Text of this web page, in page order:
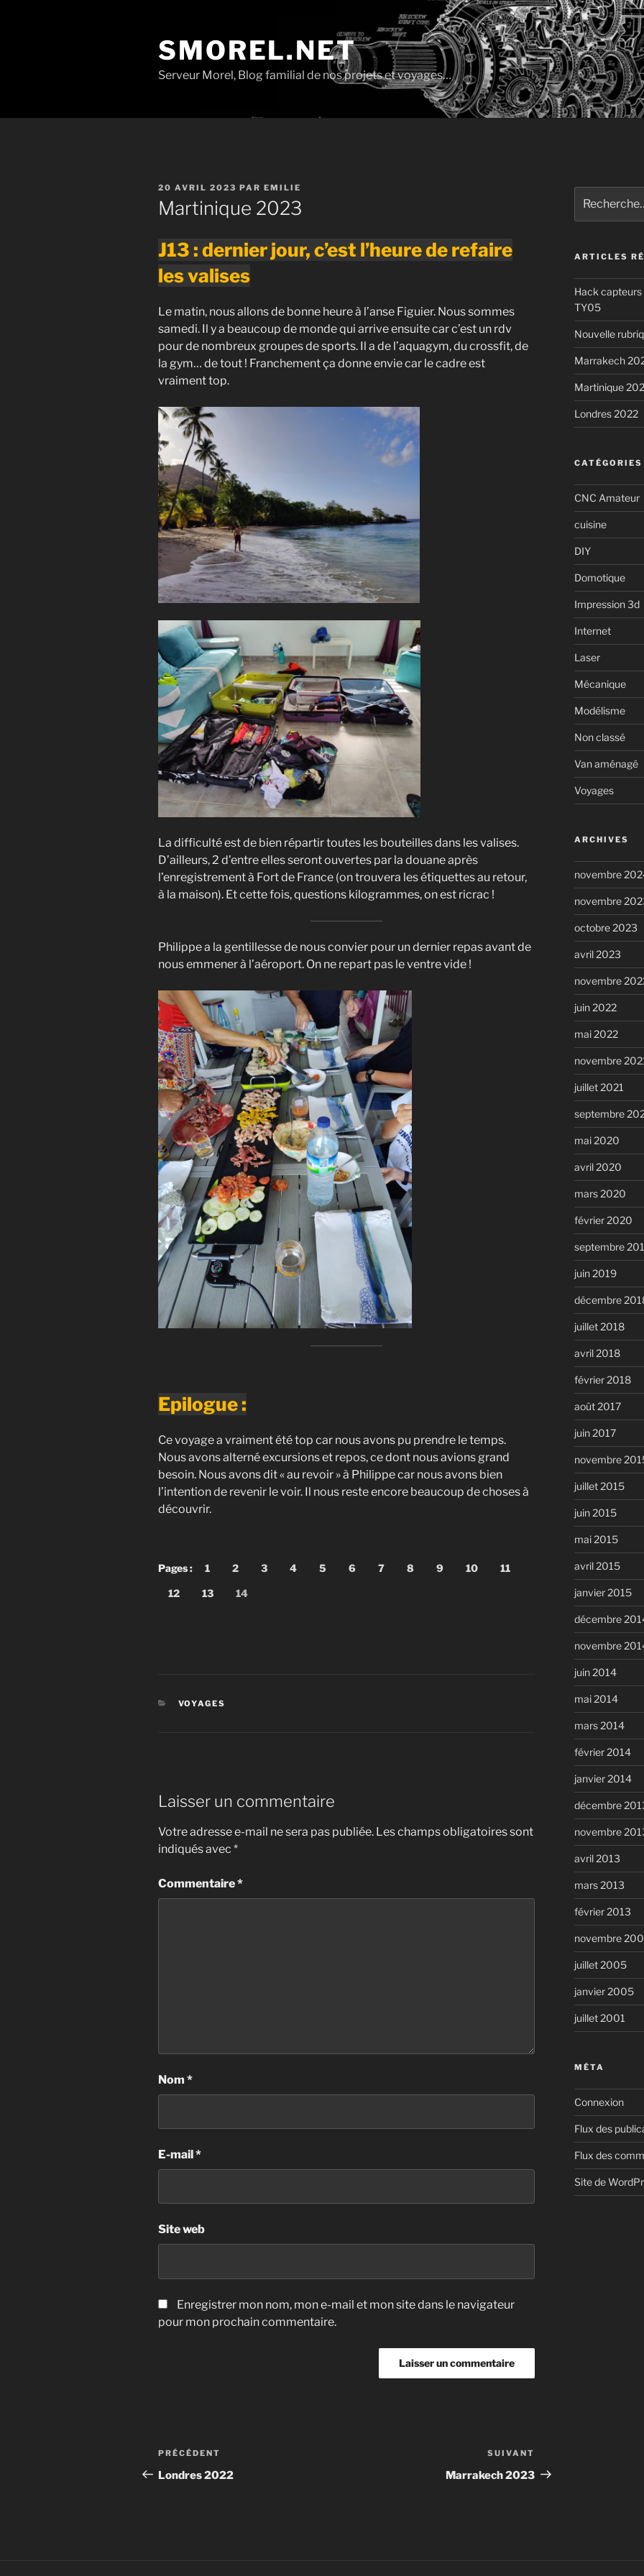
SMOREL.NET
Serveur Morel, Blog familial de nos projets et voyages…
PUBLIÉ
LE
20 AVRIL 2023 PAR EMILIE
Martinique 2023
J13 : dernier jour, c’est l’heure de refaire
les valises
Le matin, nous allons de bonne heure à l’anse Figuier. Nous sommes
samedi. Il y a beaucoup de monde qui arrive ensuite car c’est un rdv
pour de nombreux groupes de sports. Il a de l’aquagym, du crossfit, de
la gym… de tout ! Franchement ça donne envie car le cadre est
vraiment top.
La difficulté est de bien répartir toutes les bouteilles dans les valises.
D’ailleurs, 2 d’entre elles seront ouvertes par la douane après
l’enregistrement à Fort de France (on trouvera les étiquettes au retour,
à la maison). Et cette fois, questions kilogrammes, on est ricrac !
Philippe a la gentillesse de nous convier pour un dernier repas avant de
nous emmener à l’aéroport. On ne repart pas le ventre vide !
Epilogue :
Ce voyage a vraiment été top car nous avons pu prendre le temps.
Nous avons alterné excursions et repos, ce dont nous avions grand
besoin. Nous avons dit « au revoir » à Philippe car nous avons bien
l’intention de revenir le voir. Il nous reste encore beaucoup de choses à
découvrir.
Pages : 1 2 3 4 5 6 7 8 9 10 11
12 13 14
CATÉGORIES
VOYAGES
Laisser un commentaire
Votre adresse e-mail ne sera pas publiée. Les champs obligatoires sont
indiqués avec *
Commentaire*
Nom *
E-mail*
Site web
Enregistrer mon nom, mon e-mail et mon site dans le navigateur
pour mon prochain commentaire.
Navigation
de
Article
précédent
PRÉCÉDENT
Londres 2022
suivant
SUIVANT
Marrakech 2023
pour
:
ARTICLES
Hack
TY05
Nouvelle
Marrakech
Martinique
Londres 2022
CATÉGORIES
CNC Amateur
cuisine
DIY
Domotique
Impression 3d
Internet
Laser
Mécanique
Modélisme
Non classé
Van aménagé
Voyages
ARCHIVES
novembre
novembre
octobre 2023
avril 2023
novembre
juin 2022
mai 2022
novembre
juillet 2021
septembre
mai 2020
avril 2020
mars 2020
février 2020
septembre
juin 2019
décembre
juillet 2018
avril 2018
février 2018
août 2017
juin 2017
novembre
juillet 2015
juin 2015
mai 2015
avril 2015
janvier 2015
décembre
novembre
juin 2014
mai 2014
mars 2014
février 2014
janvier 2014
décembre
novembre
avril 2013
mars 2013
février 2013
novembre
juillet 2005
janvier 2005
juillet 2001
MÉTA
Connexion
Flux des
Flux des
Site de